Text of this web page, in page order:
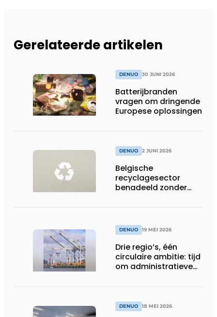
Gerelateerde artikelen
DENUO 30 JUNI 2026
Batterijbranden
vragen om dringende
Europese oplossingen
DENUO 2 JUNI 2026
Belgische
recyclagesector
benadeeld zonder
plasticafvalexport
DENUO 19 MEI 2026
Drie regio’s, één
circulaire ambitie: tijd
om administratieve
DENUO 18 MEI 2026